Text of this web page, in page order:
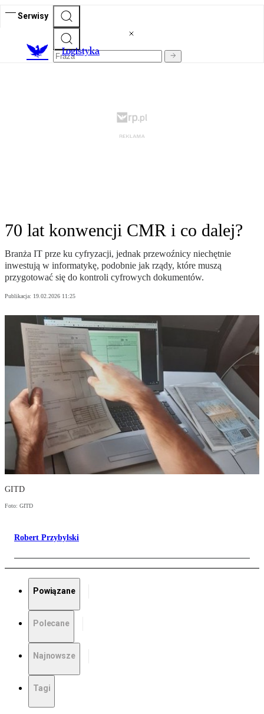
Serwisy
Logistyka
70 lat konwencji CMR i co dalej?
Branża IT prze ku cyfryzacji, jednak przewoźnicy niechętnie
inwestują w informatykę, podobnie jak rządy, które muszą
przygotować się do kontroli cyfrowych dokumentów.
Publikacja: 19.02.2026 11:25
GITD
Foto: GITD
Robert Przybylski
Powiązane
Polecane
Najnowsze
Tagi